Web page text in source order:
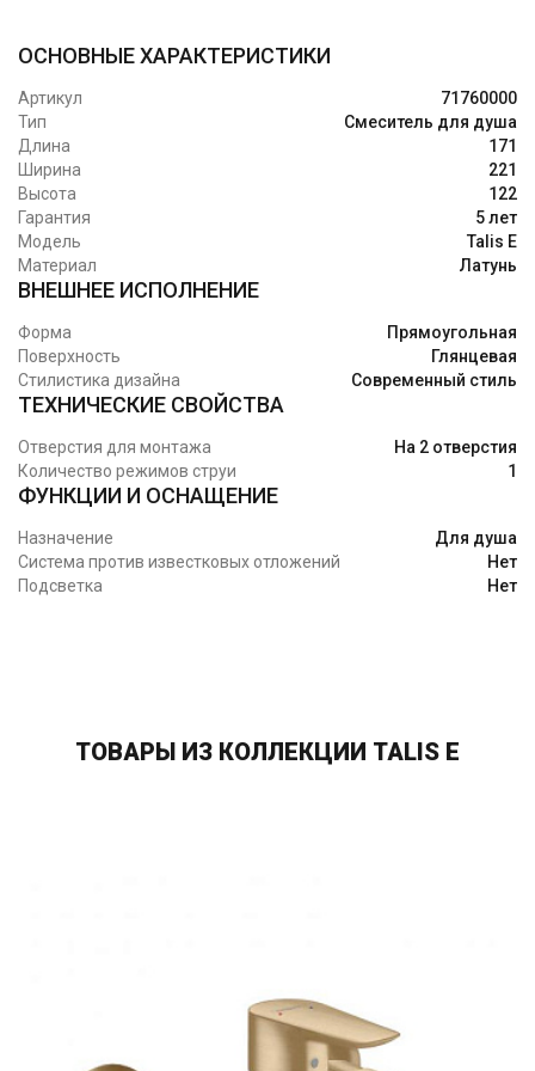
ОСНОВНЫЕ ХАРАКТЕРИСТИКИ
Артикул
71760000
Тип
Смеситель для душа
Длина
171
Ширина
221
Высота
122
Гарантия
5 лет
Модель
Talis E
Материал
Латунь
ВНЕШНЕЕ ИСПОЛНЕНИЕ
Форма
Прямоугольная
Поверхность
Глянцевая
Стилистика дизайна
Современный стиль
ТЕХНИЧЕСКИЕ СВОЙСТВА
Отверстия для монтажа
На 2 отверстия
Количество режимов струи
1
ФУНКЦИИ И ОСНАЩЕНИЕ
Назначение
Для душа
Система против известковых отложений
Нет
Подсветка
Нет
ТОВАРЫ ИЗ КОЛЛЕКЦИИ TALIS E